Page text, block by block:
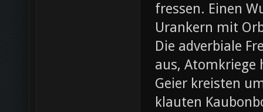
fressen. Einen
Urankern mit
Die adverbiale
aus,
Geier kreisten
klauten